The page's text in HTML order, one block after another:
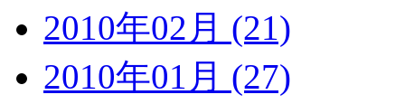
2010年02月 (21)
2010年01月 (27)